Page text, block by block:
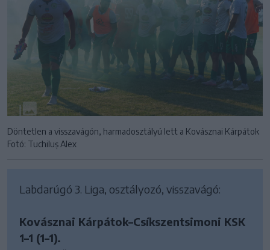
Döntetlen a visszavágón, harmadosztályú lett a Kovásznai Kárpátok
Fotó: Tuchiluș Alex
Labdarúgó 3. Liga, osztályozó, visszavágó:
Kovásznai Kárpátok–Csíkszentsimoni KSK
1–1 (1–1).